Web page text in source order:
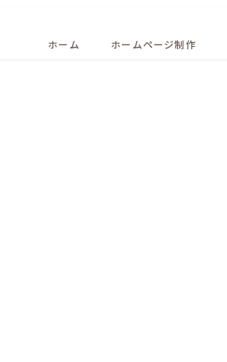
ホーム ホームページ制作